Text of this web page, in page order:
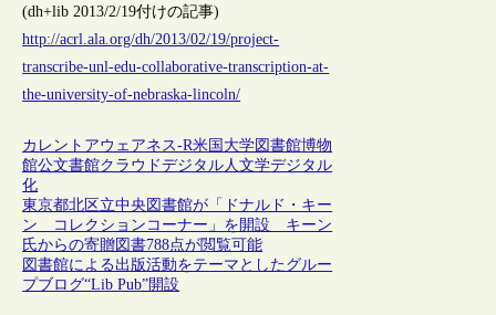
(dh+lib 2013/2/19付けの記事)
http://acrl.ala.org/dh/2013/02/19/project-
transcribe-unl-edu-collaborative-transcription-at-
the-university-of-nebraska-lincoln/
カレントアウェアネス-R米国 大学図書館博物
館公文書館クラウドデジタル人文学デジタル
化
東京都北区立中央図書館が「ドナルド・キー
ン コレクションコーナー」を開設 キーン
氏からの寄贈図書788点が閲覧可能
図書館による出版活動をテーマとしたグルー
プブログ“Lib Pub”開設